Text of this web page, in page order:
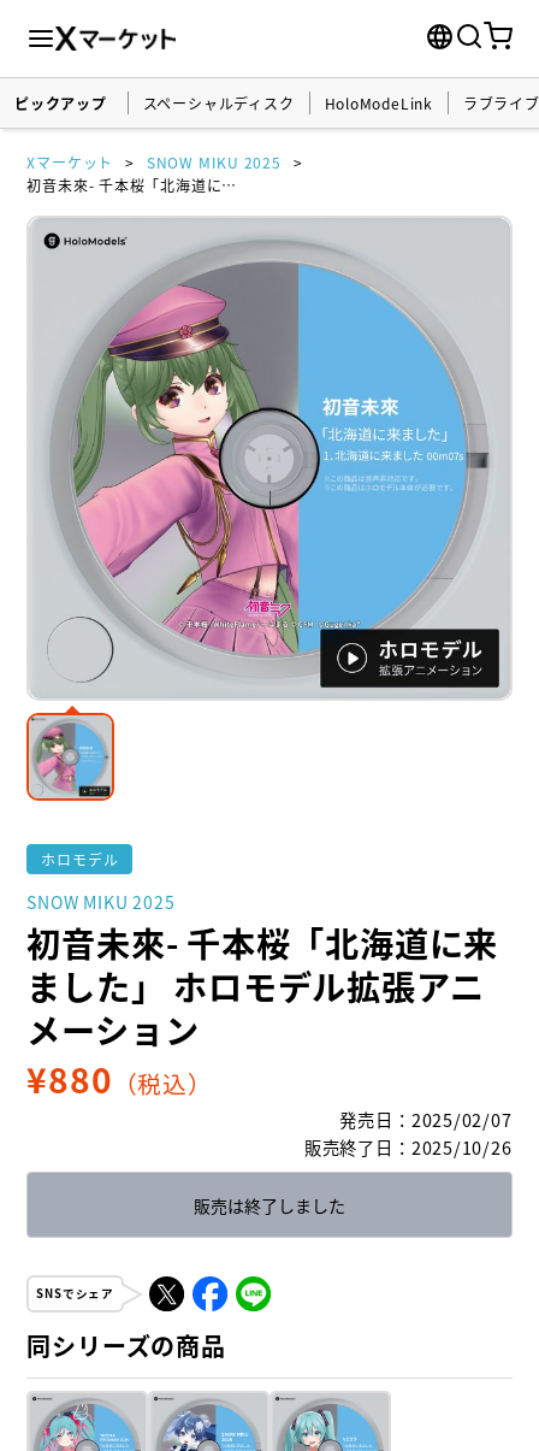
ピックアップ スペーシャルディスク HoloModeLink ラブライ
Xマーケット
SNOW MIKU 2025
初音未來- 千本桜「北海道に来ました」 ホロモデル拡張アニメーション
ホロモデル
SNOW MIKU 2025
初音未來- 千本桜「北海道に来
ました」 ホロモデル拡張アニ
メーション
¥880 （税込）
発売日 ： 2025/02/07
販売終了日 ： 2025/10/26
販売は終了しました
SNSでシェア
同シリーズの商品